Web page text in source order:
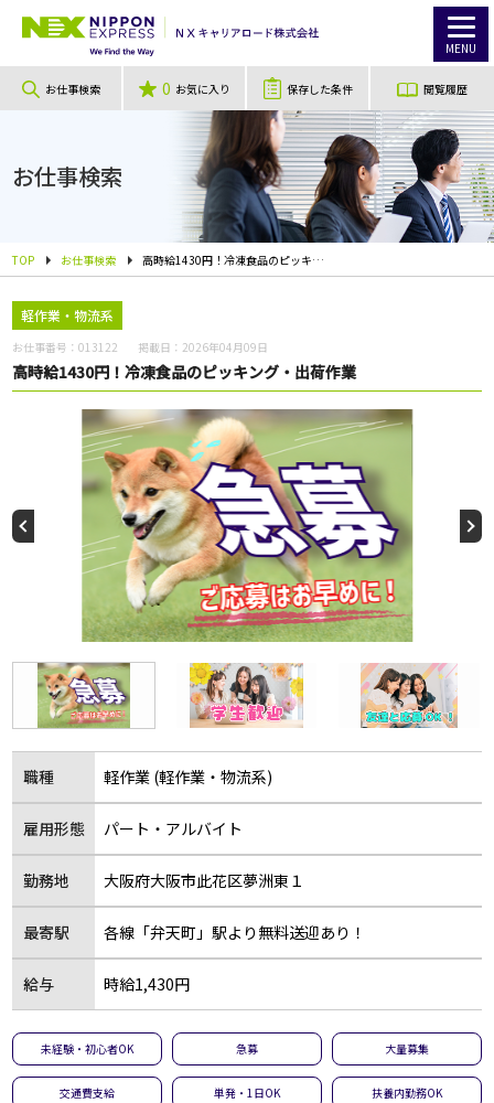
MENU
お仕事検索 0 お気に入り 保存した条件 閲覧履歴
お仕事検索
TOP お仕事検索 高時給1430円！冷凍食品のピッキング・出荷作業
軽作業・物流系
お仕事番号：013122 掲載日： 2026年04月09日
高時給1430円！冷凍食品のピッキング・出荷作業
職種 軽作業 (軽作業・物流系)
雇用形態 パート・アルバイト
勤務地 大阪府大阪市此花区夢洲東１
最寄駅 各線「弁天町」駅より無料送迎あり！
給与 時給1,430円
未経験・初心者OK 急募 大量募集
交通費支給 単発・1日OK 扶養内勤務OK